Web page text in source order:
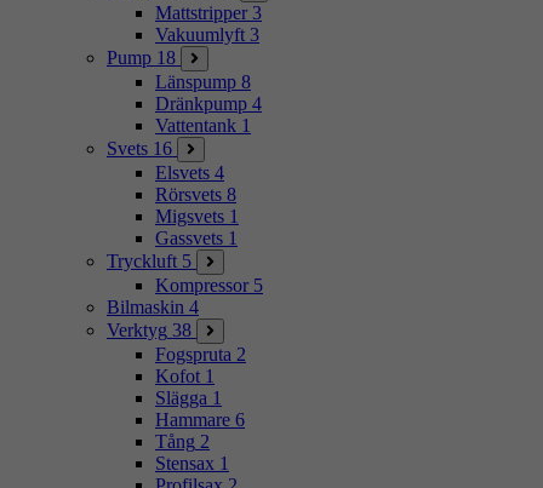
Mattstripper 3
Vakuumlyft 3
Pump 18
Länspump 8
Dränkpump 4
Vattentank 1
Svets 16
Elsvets 4
Rörsvets 8
Migsvets 1
Gassvets 1
Tryckluft 5
Kompressor 5
Bilmaskin 4
Verktyg 38
Fogspruta 2
Kofot 1
Slägga 1
Hammare 6
Tång 2
Stensax 1